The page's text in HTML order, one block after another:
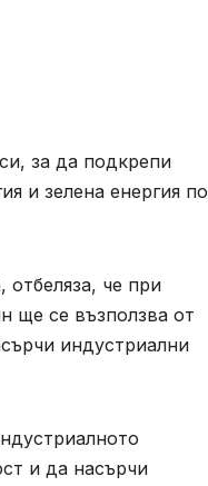
за да подкрепи
и зелена енергия по
отбеляза, че при
ще се възползва от
индустриални
и да насърчи